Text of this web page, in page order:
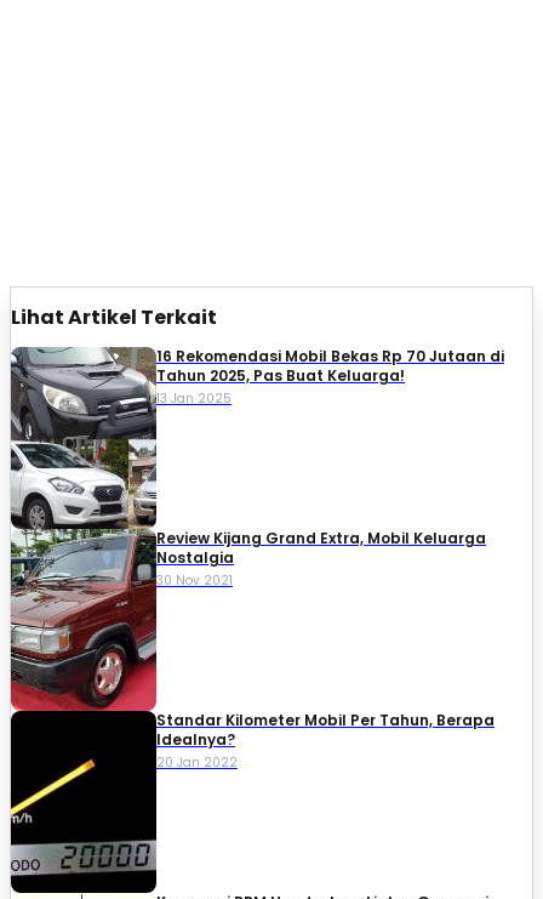
Lihat Artikel Terkait
16 Rekomendasi Mobil Bekas Rp 70 Jutaan di
Tahun 2025, Pas Buat Keluarga!
13 Jan 2025
Review Kijang Grand Extra, Mobil Keluarga
Nostalgia
30 Nov 2021
Standar Kilometer Mobil Per Tahun, Berapa
Idealnya?
20 Jan 2022